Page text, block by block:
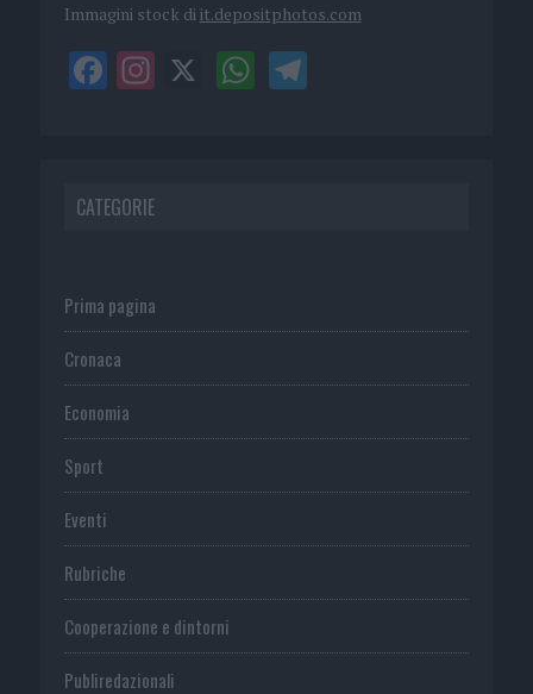
Immagini stock di it.depositphotos.com
CATEGORIE
Prima pagina
Cronaca
Economia
Sport
Eventi
Rubriche
Cooperazione e dintorni
Publiredazionali